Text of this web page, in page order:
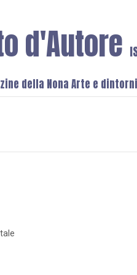
d'Autore
della Nona Arte e